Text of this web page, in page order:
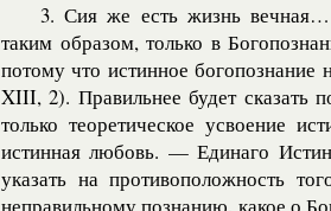
3. Сия же есть жизнь вечная…
таким образом, только в
потому что истинное богопознание
XIII, 2). Правильнее будет сказать
только теоретическое усвоение
истинная любовь. — Единаго
указать на противоположность